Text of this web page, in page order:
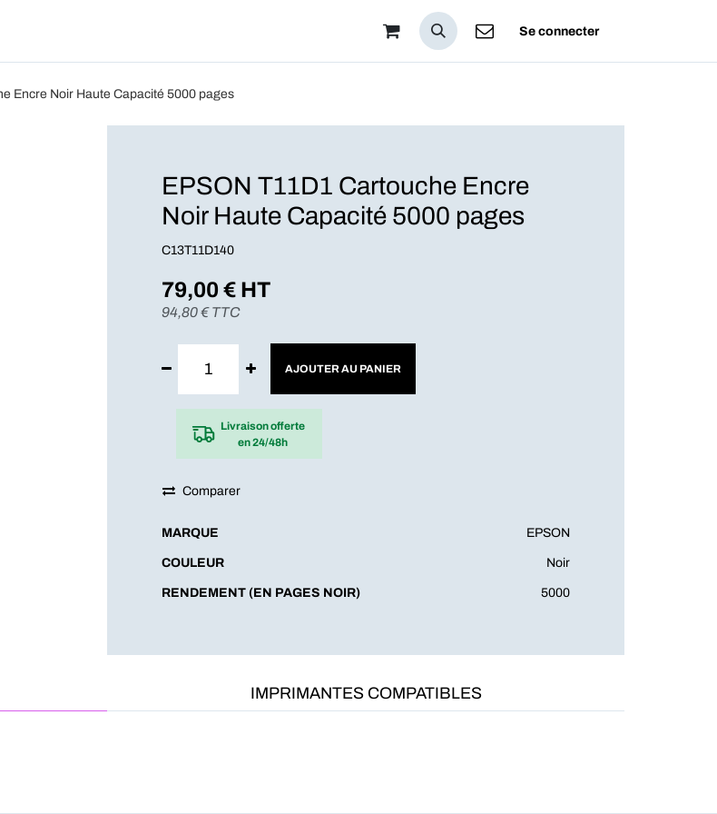
Se connecter
Encre Noir Haute Capacité 5000 pages
EPSON T11D1 Cartouche Encre
Noir Haute Capacité 5000 pages
C13T11D140
79,00€ HT
94,80€ TTC
AJOUTER AU PANIER
Livraison offerte
en 24/48h
Comparer
MARQUE EPSON
COULEUR Noir
RENDEMENT (EN PAGES NOIR) 5000
IMPRIMANTES COMPATIBLES